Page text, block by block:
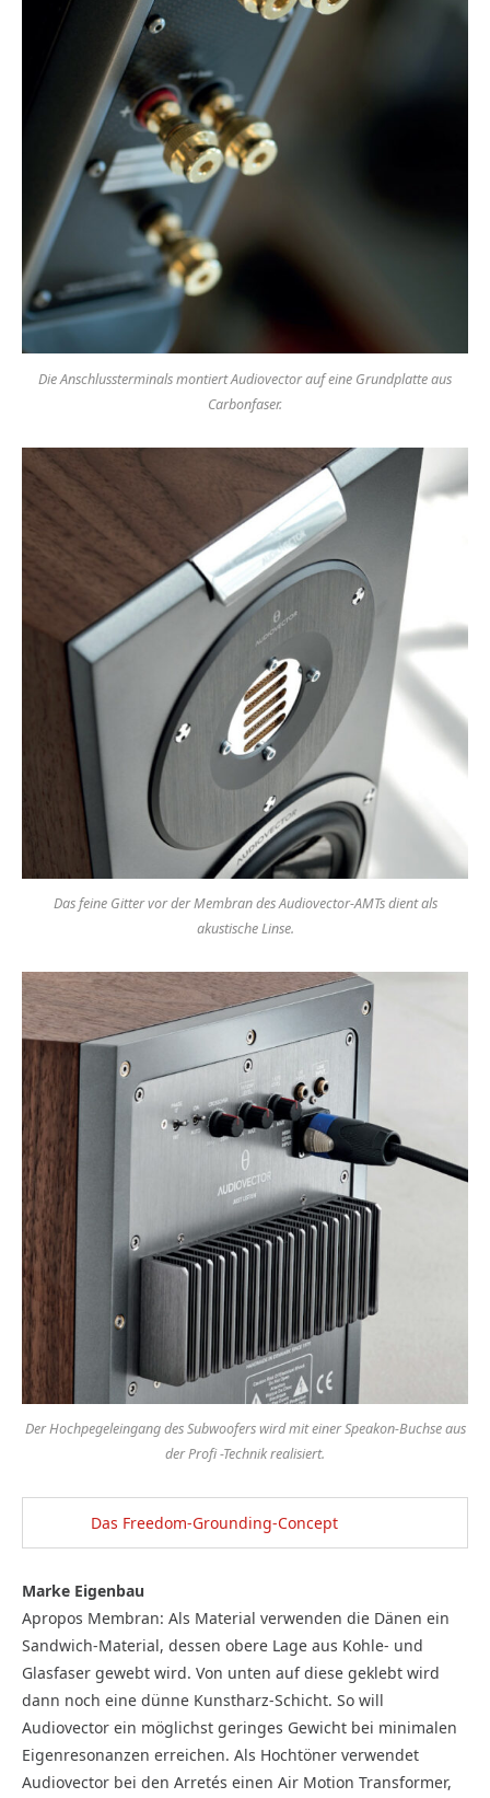
Die Anschlussterminals montiert Audiovector auf eine Grundplatte aus
Carbonfaser.
Das feine Gitter vor der Membran des Audiovector-AMTs dient als
akustische Linse.
Der Hochpegeleingang des Subwoofers wird mit einer Speakon-Buchse aus
der Profi -Technik realisiert.
Das Freedom-Grounding-Concept
Marke Eigenbau
Apropos Membran: Als Material verwenden die Dänen ein
Sandwich-Material, dessen obere Lage aus Kohle- und
Glasfaser gewebt wird. Von unten auf diese geklebt wird
dann noch eine dünne Kunstharz-Schicht. So will
Audiovector ein möglichst geringes Gewicht bei minimalen
Eigenresonanzen erreichen. Als Hochtöner verwendet
Audiovector bei den Arretés einen Air Motion Transformer,